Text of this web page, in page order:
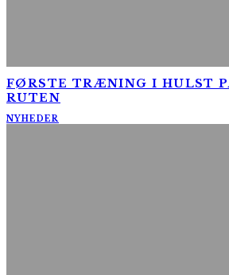
FØRSTE TRÆNING I HULST
RUTEN
NYHEDER